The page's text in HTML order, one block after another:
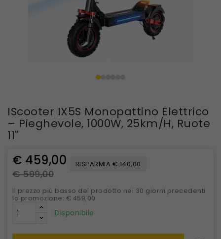
IScooter IX5S Monopattino Elettrico
– Pieghevole, 1000W, 25km/h, Ruote
11"
€ 459,00
€ 599,00
RISPARMIA € 140,00
Il prezzo più basso del prodotto nei 30 giorni precedenti
la promozione: € 459,00
Disponibile